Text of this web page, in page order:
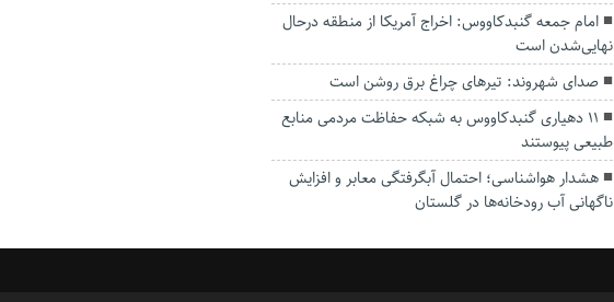
امام جمعه گنبدکاووس: اخراج آمریکا از منطقه درحال
نهایی‌شدن است
صدای شهروند: تیرهای چراغ برق روشن است
۱۱ دهیاری گنبدکاووس به شبکه حفاظت مردمی منابع
طبیعی پیوستند
هشدار هواشناسی؛ احتمال آبگرفتگی معابر و افزایش
ناگهانی آب رودخانه‌ها در گلستان